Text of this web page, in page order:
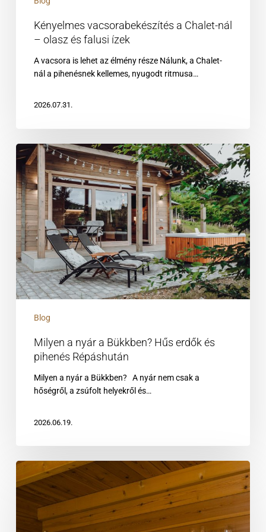
Kényelmes vacsorabekészítés a Chalet-nál
– olasz és falusi ízek
A vacsora is lehet az élmény része Nálunk, a Chalet-
nál a pihenésnek kellemes, nyugodt ritmusa…
2026.07.31.
Milyen
nyár
a
Bükkben?
Hűs
erdők
és
pihenés
Répáshután
Blog
Milyen a nyár a Bükkben? Hűs erdők és
pihenés Répáshután
Milyen a nyár a Bükkben? A nyár nem csak a
hőségről, a zsúfolt helyekről és…
2026.06.19.
A
pihenés
formája